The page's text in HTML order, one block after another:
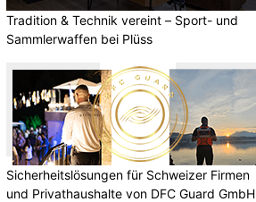
Tradition & Technik vereint – Sport- und
Sammlerwaffen bei Plüss
Sicherheitslösungen für Schweizer Firmen
und Privathaushalte von DFC Guard GmbH